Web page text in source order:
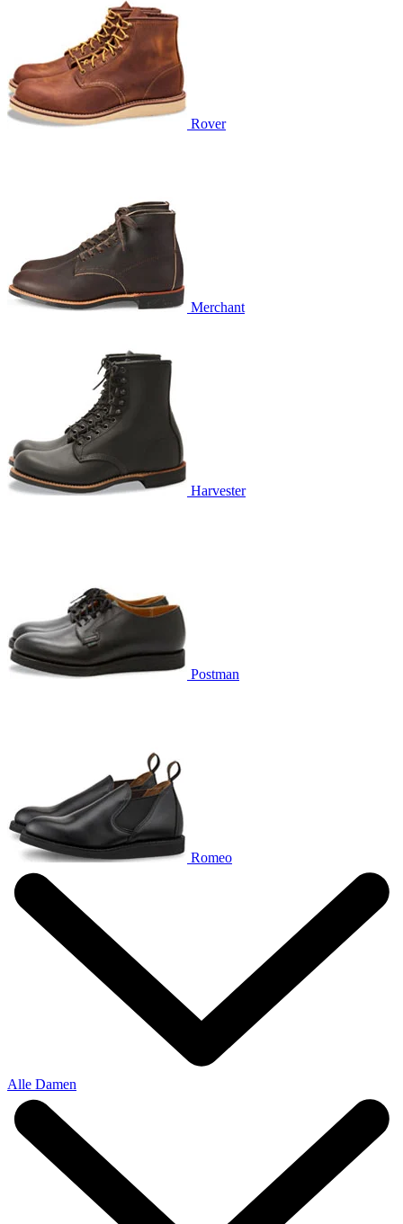
Rover
Merchant
Harvester
Postman
Romeo
Alle Damen